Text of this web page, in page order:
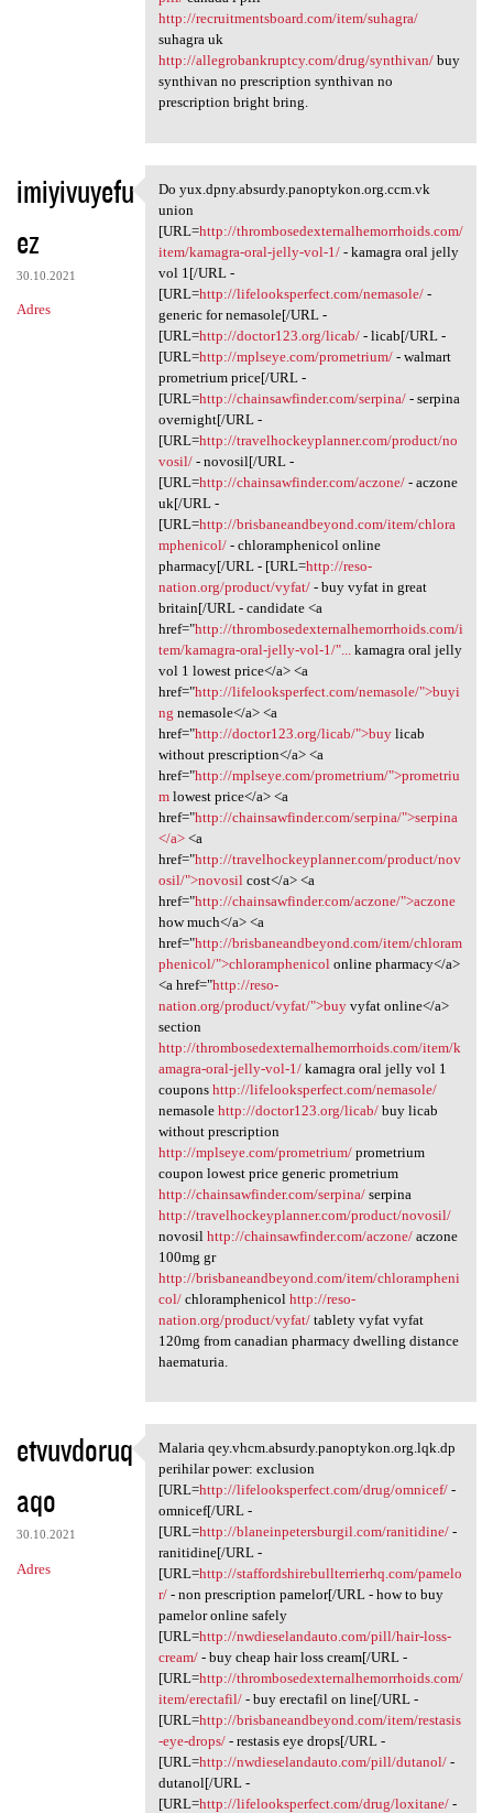
http://recruitmentsboard.com/item/suhagra/
suhagra uk
http://allegrobankruptcy.com/drug/synthivan/buy
synthivan no prescription synthivan no
prescription bright bring.
imiyivuyefu
ez
30.10.2021
Adres
Do yux.dpny.absurdy
Do yux.dpny.absurdy.panoptykon.org.ccm.vk
union
[URL=http://thrombosedexternalhemorrhoids.com/
item/kamagra-oral-jelly-vol-1/- kamagra oral jelly
vol 1[/URL -
[URL=http://lifelooksperfect.com/nemasole/-
generic for nemasole[/URL -
[URL=http://doctor123.org/licab/- licab[/URL -
[URL=http://mplseye.com/prometrium/- walmart
prometrium price[/URL -
[URL=http://chainsawfinder.com/serpina/- serpina
overnight[/URL -
[URL=http://travelhockeyplanner.com/product/no
vosil/- novosil[/URL -
[URL=http://chainsawfinder.com/aczone/- aczone
uk[/URL -
[URL=http://brisbaneandbeyond.com/item/chlora
mphenicol/- chloramphenicol online
pharmacy[/URL - [URL=http://reso-
nation.org/product/vyfat/- buy vyfat in great
britain[/URL - candidate <a
href="http://thrombosedexternalhemorrhoids.com/i
tem/kamagra-oral-jelly-vol-1/"...
kamagra oral jelly
vol 1 lowest price</a> <a
href="http://lifelooksperfect.com/nemasole/">buyi
ng nemasole</a> <a
href="http://doctor123.org/licab/">buylicab
without prescription</a> <a
href="http://mplseye.com/prometrium/">prometriu
mlowest price</a> <a
href="http://chainsawfinder.com/serpina/">serpina
</a><a
href="http://travelhockeyplanner.com/product/nov
osil/">novosil cost</a> <a
href="http://chainsawfinder.com/aczone/">aczone
how much</a> <a
href="http://brisbaneandbeyond.com/item/chloram
phenicol/">chloramphenicol online pharmacy</a>
<a href="http://reso-
nation.org/product/vyfat/">buyvyfat online</a>
section
http://thrombosedexternalhemorrhoids.com/item/k
amagra-oral-jelly-vol-1/kamagra oral jelly vol 1
coupons http://lifelooksperfect.com/nemasole/
nemasole http://doctor123.org/licab/buy licab
without prescription
http://mplseye.com/prometrium/prometrium
coupon lowest price generic prometrium
http://chainsawfinder.com/serpina/serpina
http://travelhockeyplanner.com/product/novosil/
novosil http://chainsawfinder.com/aczone/aczone
100mg gr
http://brisbaneandbeyond.com/item/chlorampheni
col/chloramphenicol http://reso-
nation.org/product/vyfat/tablety vyfat vyfat
120mg from canadian pharmacy dwelling distance
haematuria.
etvuvdoruq
aqo
30.10.2021
Adres
Malaria qey.vhcm.absurdy
Malaria qey.vhcm.absurdy.panoptykon.org.lqk.dp
perihilar power: exclusion
[URL=http://lifelooksperfect.com/drug/omnicef/-
omnicef[/URL -
[URL=http://blaneinpetersburgil.com/ranitidine/-
ranitidine[/URL -
[URL=http://staffordshirebullterrierhq.com/pamelo
r/- non prescription pamelor[/URL - how to buy
pamelor online safely
[URL=http://nwdieselandauto.com/pill/hair-loss-
cream/- buy cheap hair loss cream[/URL -
[URL=http://thrombosedexternalhemorrhoids.com/
item/erectafil/- buy erectafil on line[/URL -
[URL=http://brisbaneandbeyond.com/item/restasis
-eye-drops/- restasis eye drops[/URL -
[URL=http://nwdieselandauto.com/pill/dutanol/-
dutanol[/URL -
[URL=http://lifelooksperfect.com/drug/loxitane/-